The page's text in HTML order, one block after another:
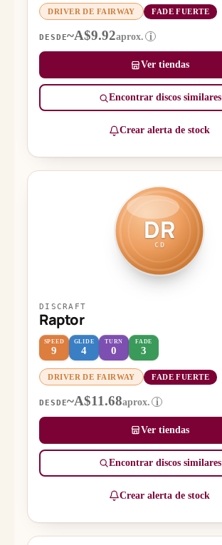
DRIVER DE FAIRWAY FADE FUERTE
DESDE~A$9.92aprox. i
Ver tiendas
Encontrar discos similares
Crear alerta de stock
DR
CD
DISCRAFT
Raptor
SPEED
9
GLIDE
4
TURN
0
FADE
3
DRIVER DE FAIRWAY FADE FUERTE
DESDE~A$11.68aprox. i
Ver tiendas
Encontrar discos similares
Crear alerta de stock